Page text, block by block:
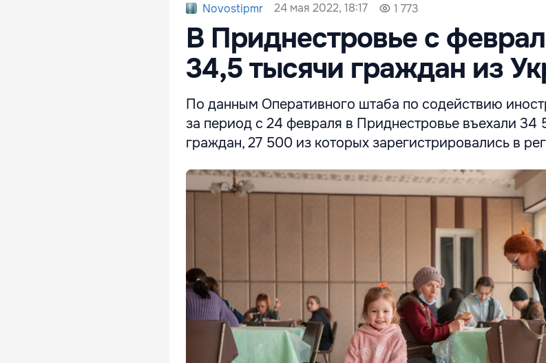
Novostipmr 24 мая 2022, 18:17 1 773
В Приднестровье с
34,5 тысячи граждан из
По данным Оперативного штаба по содействию
за период с 24 февраля в Приднестровье въехали 34
граждан, 27 500 из которых зарегистрировались в